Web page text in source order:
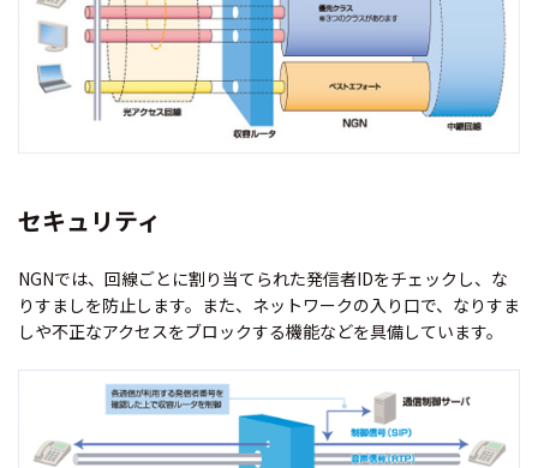
セキュリティ
NGNでは、回線ごとに割り当てられた発信者IDをチェックし、な
りすましを防止します。また、ネットワークの入り口で、なりすま
しや不正なアクセスをブロックする機能などを具備しています。